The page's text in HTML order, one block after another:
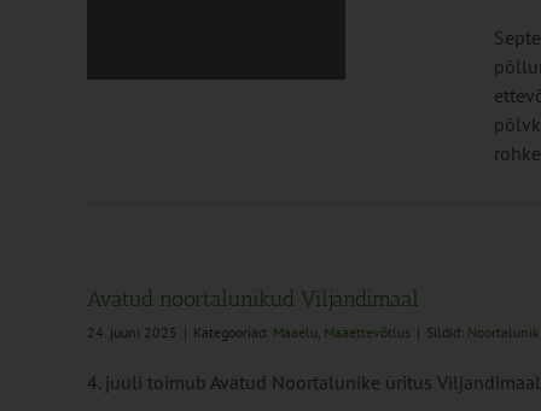
Avatud noortalunikud Viljandimaal
24. juuni 2025 | Kategooriad: Maaelu, Maaettevõtlus | Sildid: Noortalunik
4. juuli toimub Avatud Noortalunike üritus